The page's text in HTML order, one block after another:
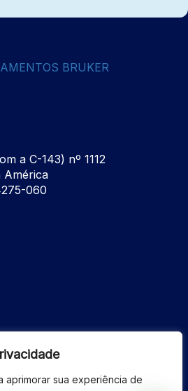
aprimorar sua experiência de
a C-143) nº 1112
América
060